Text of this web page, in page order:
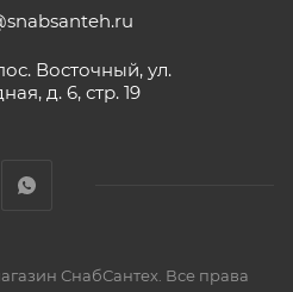
Восточный, ул.
д. 6, стр. 19
СнабСантех. Все права